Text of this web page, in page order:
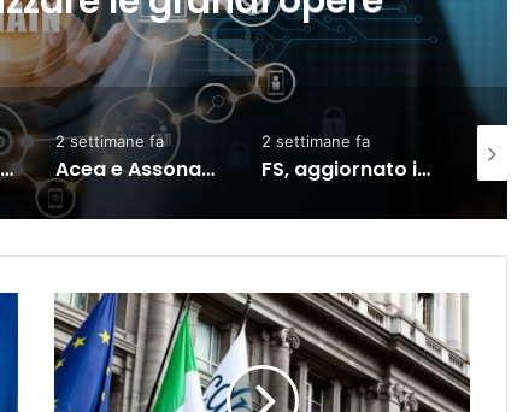
Ecco cosa cambierà dal 2 agosto per chi usa l’IA
2 settimane fa
Acea e Assonautica Italiana insieme per lo sviluppo della Blue Economy
2 settimane fa
FS, aggiornato il contratto: 4 miliardi per la rete ferroviaria